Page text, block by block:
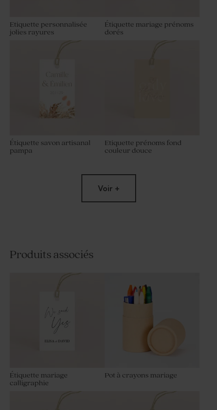
Etiquette personnalisée
jolies rayures
Étiquette mariage prénoms
dorés
Étiquette savon artisanal
pampa
Etiquette prénoms fond
couleur douce
Etiquette mariage
Etiquette personnalisée
Etiquette prénoms mariage
Voir +
Produits associés
Étiquette mariage
calligraphie
Pot à crayons mariage